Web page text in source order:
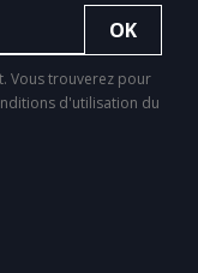
Vous trouverez pour
d'utilisation du